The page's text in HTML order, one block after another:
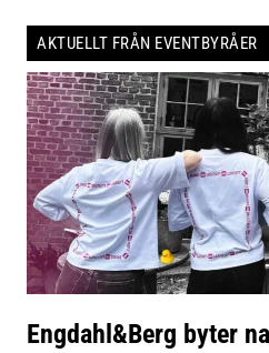
AKTUELLT FRÅN EVENTBYRÅER
Engdahl&Berg byter